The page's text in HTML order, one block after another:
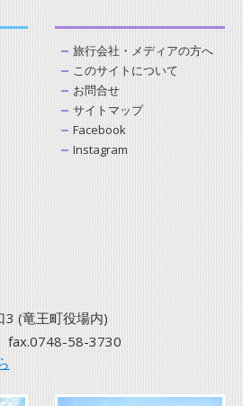
旅行会社・メディアの方へ
このサイトについて
お問合せ
サイトマップ
Facebook
Instagram
3 (竜王町役場内)
fax.0748-58-3730